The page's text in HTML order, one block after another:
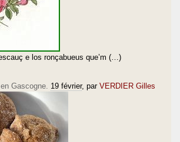
e los ronçabueus que’m (…)
Gascogne. 19 février, par VERDIER Gilles